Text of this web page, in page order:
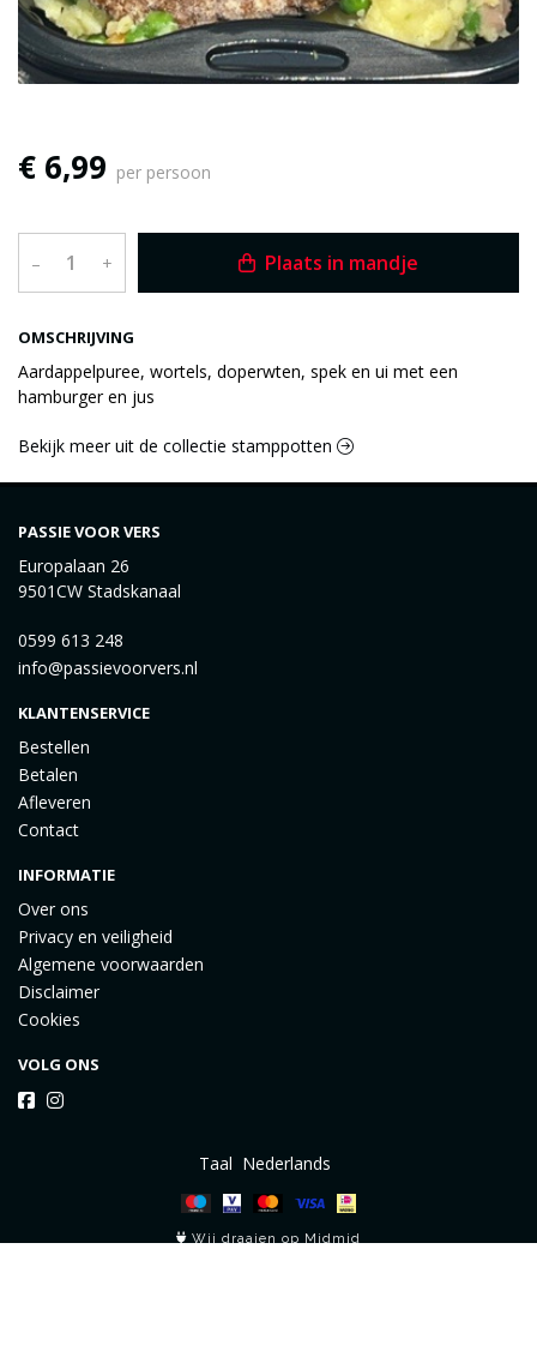
OMSCHRIJVING
Aardappelpuree, wortels, doperwten, spek en ui met een
hamburger en jus
€ 6,99 per persoon
– + Plaats in mandje
Bekijk meer uit de collectie stamppotten
PASSIE VOOR VERS
Europalaan 26
9501CW Stadskanaal
0599 613 248
info@passievoorvers.nl
KLANTENSERVICE
Bestellen
Betalen
Afleveren
Contact
INFORMATIE
Over ons
Privacy en veiligheid
Algemene voorwaarden
Disclaimer
Cookies
VOLG ONS
Taal
Wij draaien op Midmid